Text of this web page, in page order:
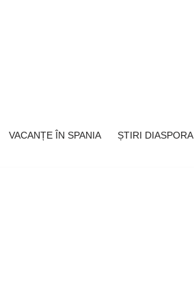
VACANȚE ÎN SPANIA
ȘTIRI DIASPORA